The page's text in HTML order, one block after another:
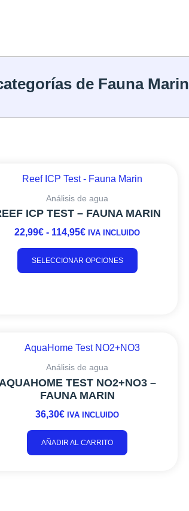
de Fauna Marin
Análisis de agua
ICP TEST – FAUNA MARIN
22,99€ - 114,95€
DE
PRECIOS:
DESDE
22,99€
114,95€
IVA INCLUIDO
SELECCIONAR OPCIONES
producto
múltiples
Las
opciones
pueden
producto
Análisis de agua
AQUAHOME TEST NO2+NO3 –
FAUNA MARIN
36,30€ IVA INCLUIDO
AÑADIR AL CARRITO